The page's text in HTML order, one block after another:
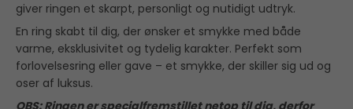
giver ringen et skarpt, personligt og nutidigt udtryk.
En ring skabt til dig, der ønsker et smykke med både
varme, eksklusivitet og tydelig karakter. Perfekt som
forlovelsesring eller gave – et smykke, der skiller sig ud og
oser af luksus.
OBS: Ringen er specialfremstillet netop til dig, derfor